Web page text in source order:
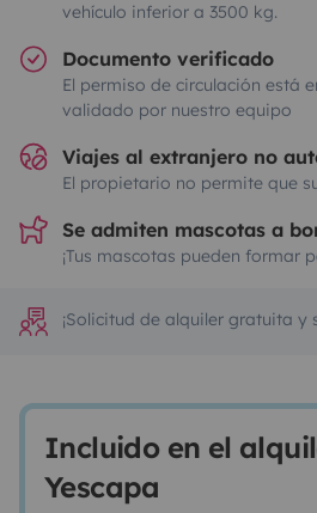
vehículo inferior a 3500 kg.
Documento verificado
El permiso de circulación está
validado por nuestro equipo
Viajes al extranjero no
El propietario no permite que
Se admiten mascotas a
¡Tus mascotas pueden formar
¡Solicitud de alquiler gratuita y
Incluido en el
Yescapa